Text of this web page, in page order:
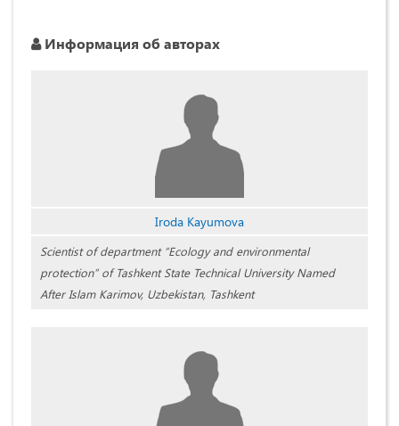
Информация об авторах
Iroda Kayumova
Scientist of department “Ecology and environmental
protection” of Tashkent State Technical University Named
After Islam Karimov, Uzbekistan, Tashkent